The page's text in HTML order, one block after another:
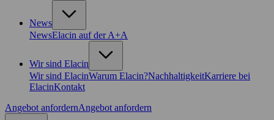
News
NewsElacin auf der A+A
Wir sind Elacin
Wir sind ElacinWarum Elacin?NachhaltigkeitKarriere bei
ElacinKontakt
Angebot anfordernAngebot anfordern